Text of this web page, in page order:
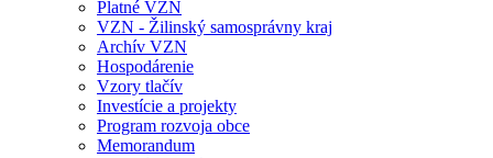
Platné VZN
VZN - Žilinský samosprávny kraj
Archív VZN
Hospodárenie
Vzory tlačív
Investície a projekty
Program rozvoja obce
Memorandum